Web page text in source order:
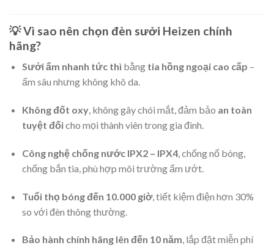
💡 Vì sao nên chọn đèn sưởi Heizen chính
hãng?
Sưởi ấm nhanh tức thì bằng tia hồng ngoại cao cấp –
ấm sâu nhưng không khô da.
Không đốt oxy, không gây chói mắt, đảm bảo an toàn
tuyệt đốicho mọi thành viên trong gia đình.
Công nghệ chống nước IPX2 – IPX4, chống nổ bóng,
chống bắn tia, phù hợp môi trường ẩm ướt.
Tuổi thọ bóng đến 10.000 giờ, tiết kiệm điện hơn 30%
so với đèn thông thường.
Bảo hành chính hãng lên đến 10 năm, lắp đặt miễn phí